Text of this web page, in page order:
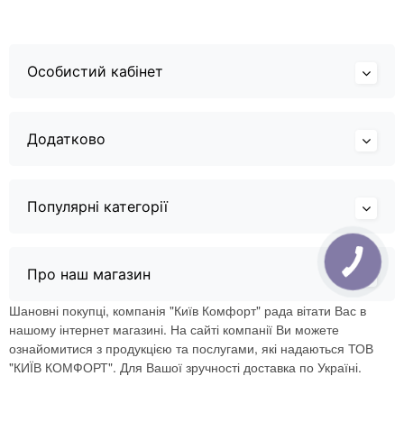
Особистий кабінет
Додатково
Популярні категорії
Про наш магазин
Шановні покупці, компанія "Київ Комфорт" рада вітати Вас в
нашому інтернет магазині. На сайті компанії Ви можете
ознайомитися з продукцією та послугами, які надаються ТОВ
"КИЇВ КОМФОРТ". Для Вашої зручності доставка по Україні.